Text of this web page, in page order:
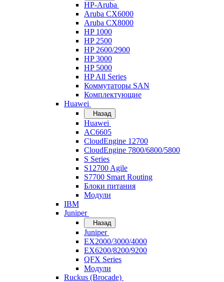
HP-Aruba
Aruba CX6000
Aruba CX8000
HP 1000
HP 2500
HP 2600/2900
HP 3000
HP 5000
HP All Series
Коммутаторы SAN
Комплектующие
Huawei
Назад
Huawei
AC6605
CloudEngine 12700
CloudEngine 7800/6800/5800
S Series
S12700 Agile
S7700 Smart Routing
Блоки питания
Модули
IBM
Juniper
Назад
Juniper
EX2000/3000/4000
EX6200/8200/9200
QFX Series
Модули
Ruckus (Brocade)